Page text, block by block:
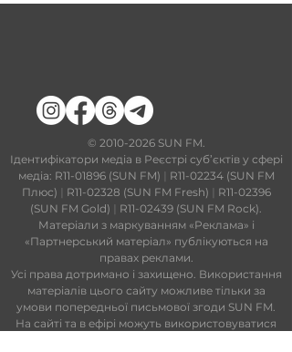
​© 2010-2026SUN FM.
Ідентифікатори медіа в Реєстрі суб’єктів у сфері
медіа: R11-01896 (SUN FM) | R11-02234 (SUN FM
Плюс) | R11-02328 (SUN FM Fresh) | R11-02396
(SUN FM Gold) | R11-02439 (SUN FM Rock).
Матеріали з маркуванням «Реклама» і
«Партнерський матеріал» публікуються на
правах реклами.
Усі права дотримано і захищено. Використання
матеріалів цього сайту можливе тільки за
умови попередньої письмової згоди SUN FM.
На сайті та в ефірі можуть використовуватися